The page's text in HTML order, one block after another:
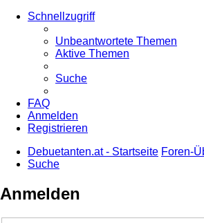
Schnellzugriff
Unbeantwortete Themen
Aktive Themen
Suche
FAQ
Anmelden
Registrieren
Debuetanten.at - Startseite Foren-
Suche
Anmelden